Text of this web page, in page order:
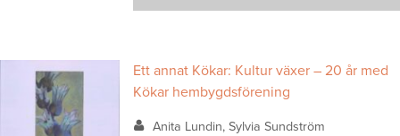
Ett annat Kökar: Kultur växer – 20 år med
Kökar hembygdsförening
Anita Lundin, Sylvia Sundström